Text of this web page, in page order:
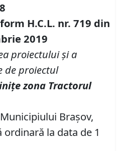
8
H.C.L. nr. 719 din
2019
proiectului şi a
de proiectul
zona Tractorul
Brașov,
la data de 1